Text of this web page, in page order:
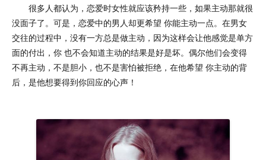
很多人都认为，恋爱时女性就应该矜持一些，如果主动那就很
没面子了。可是，恋爱中的男人却更希望 你能主动一点。在男女
交往的过程中，没有一方总是做主动，因为这样会让他感觉是单方
面的付出，你 也不会知道主动的结果是好是坏。偶尔他们会变得
不再主动，不是胆小，也不是害怕被拒绝，在他希望 你主动的背
后，是他想要得到你回应的心声！